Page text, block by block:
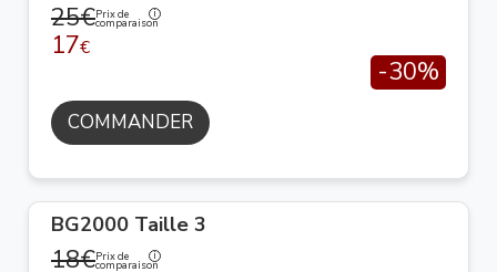
25€Prix de
comparaison
17€
-30%
COMMANDER
BG2000 Taille 3
18€Prix de
comparaison